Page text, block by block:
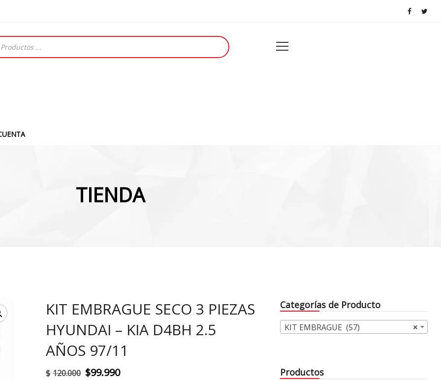
TIENDA
KIT EMBRAGUE SECO 3 PIEZAS
HYUNDAI – KIA D4BH 2.5
AÑOS 97/11
$ 120.000 El
$99.990El
Categorías de Producto
×
KIT EMBRAGUE (57)
Productos